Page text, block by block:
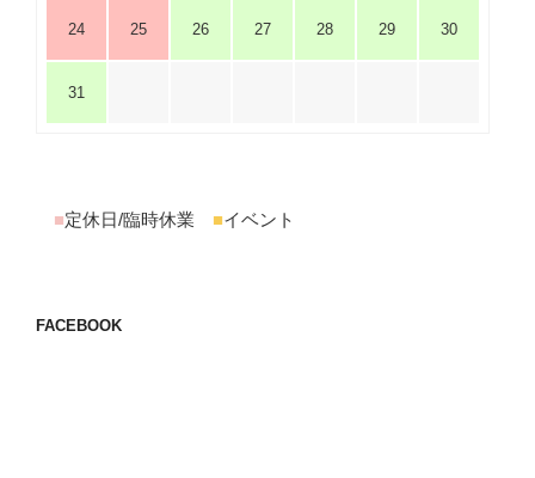
24 25 26 27 28 29 30
31
■定休日/臨時休業 ■イベント
FACEBOOK